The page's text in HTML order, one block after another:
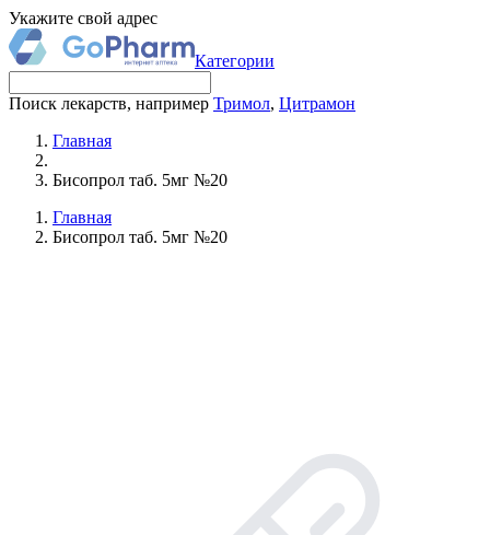
Укажите свой адрес
Категории
Поиск лекарств, например Тримол, Цитрамон
Главная
Бисопрол таб. 5мг №20
Главная
Бисопрол таб. 5мг №20